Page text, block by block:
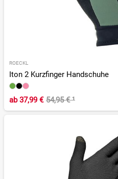
ROECKL
Iton 2 Kurzfinger Handschuhe
ab37,99 € 54,95 €¹